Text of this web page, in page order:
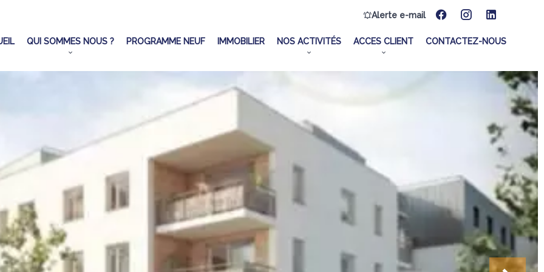
Alerte e-mail
QUI SOMMES NOUS ? PROGRAMME NEUF IMMOBILIER NOS ACTIVITÉS ACCES CLIENT CONTACTEZ-NOUS